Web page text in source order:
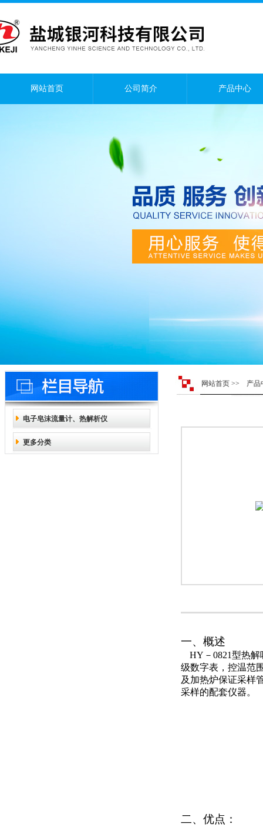
网站首页 公司简介 产品中心
电子皂沫流量计、热解析仪
更多分类
网站首页 >> 产品
一、概述
HY － 0821型热解
级数字表，控温范
及加热炉保证采样
采样的配套仪器。
二、优点：